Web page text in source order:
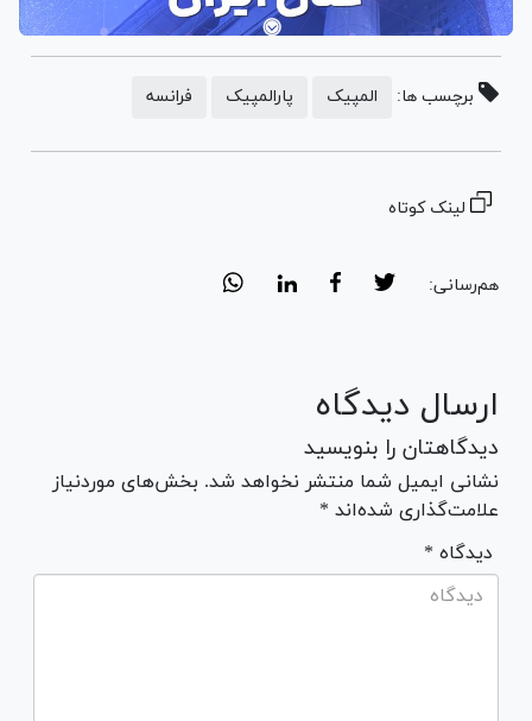
برچسب ها: المپیک پارالمپیک فرانسه
لینک کوتاه
هم‌رسانی:
ارسال دیدگاه
دیدگاهتان را بنویسید
نشانی ایمیل شما منتشر نخواهد شد. بخش‌های موردنیاز
علامت‌گذاری شده‌اند *
* دیدگاه